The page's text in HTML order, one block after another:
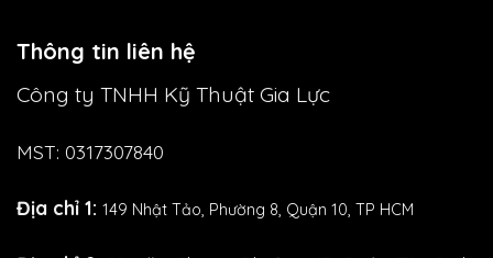
Thông tin liên hệ
Công ty TNHH Kỹ Thuật Gia Lực
MST: 0317307840
Địa chỉ 1: 149 Nhật Tảo, Phường 8, Quận 10, TP HCM